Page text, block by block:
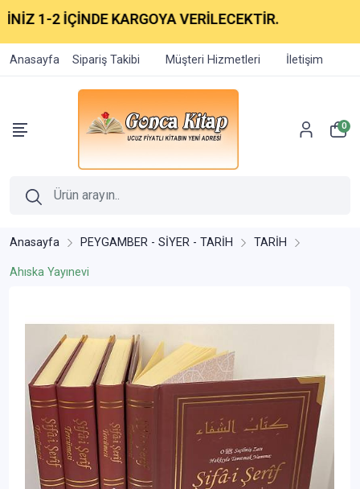
1-2 İÇİNDE KARGOYA VERİLECEKTİR.
Anasayfa Sipariş Takibi Müşteri Hizmetleri İletişim
0
Anasayfa PEYGAMBER - SİYER - TARİH TARİH
Ahıska Yayınevi